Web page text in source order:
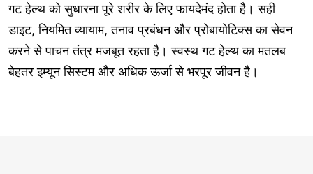
गट हेल्थ को सुधारना पूरे शरीर के लिए फायदेमंद होता है। सही
डाइट, नियमित व्यायाम, तनाव प्रबंधन और प्रोबायोटिक्स का सेवन
करने से पाचन तंत्र मजबूत रहता है। स्वस्थ गट हेल्थ का मतलब
बेहतर इम्यून सिस्टम और अधिक ऊर्जा से भरपूर जीवन है।